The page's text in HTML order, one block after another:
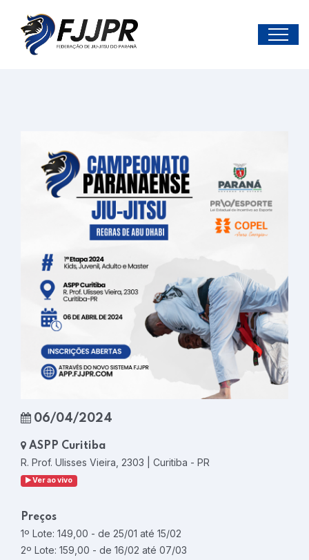
06/04/2024
ASPP Curitiba
R. Prof. Ulisses Vieira, 2303 | Curitiba - PR
Ver ao vivo
Preços
1º Lote: 149,00 - de 25/01 até 15/02
2º Lote: 159,00 - de 16/02 até 07/03